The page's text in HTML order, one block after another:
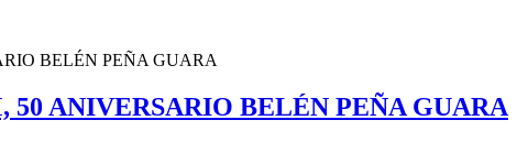
BELÉN PEÑA GUARA
ANIVERSARIO BELÉN PEÑA GUARA